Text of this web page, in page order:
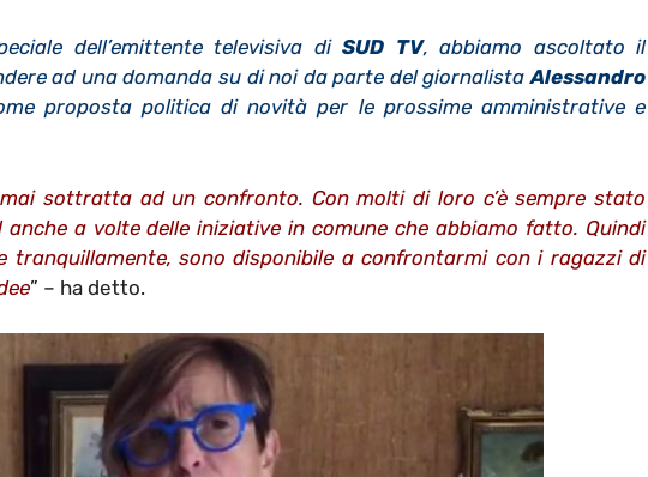
dell’emittente televisiva di SUD TV, abbiamo ascoltato il
ad una domanda su di noi da parte del giornalistaAlessandro
proposta politica di novità per le prossime amministrative e
sottratta ad un confronto. Con molti di loro c’è sempre stato
a volte delle iniziative in comune che abbiamo fatto. Quindi
tranquillamente, sono disponibile a confrontarmi con i ragazzi di
” – ha detto.